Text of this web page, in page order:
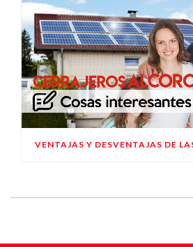
VENTAJAS Y DESVENTAJAS DE